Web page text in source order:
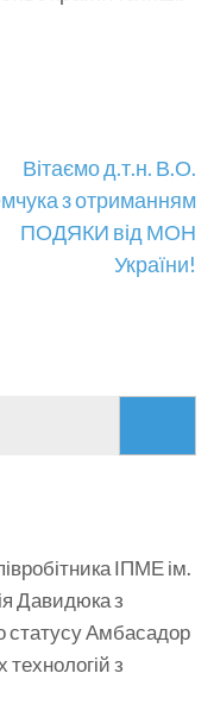
Вітаємо д.т.н. В.О.
з отриманням
ПОДЯКИ від МОН
України!
ІПМЕ ім.
Давидюка з
статусу Амбасадор
з